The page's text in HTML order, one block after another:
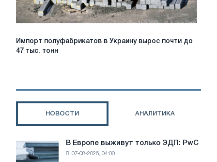
Импорт
полуфабрикатов
почти
Импорт полуфабрикатов в Украину вырос почти до
47 тыс. тонн
НОВОСТИ АНАЛИТИКА
Европе
В Европе выживут только ЭДП: PwC
07-08-2026, 04:00